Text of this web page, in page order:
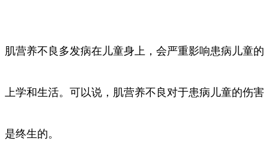
肌营养不良多发病在儿童身上，会严重影响患病儿童的
上学和生活。可以说，肌营养不良对于患病儿童的伤害
是终生的。